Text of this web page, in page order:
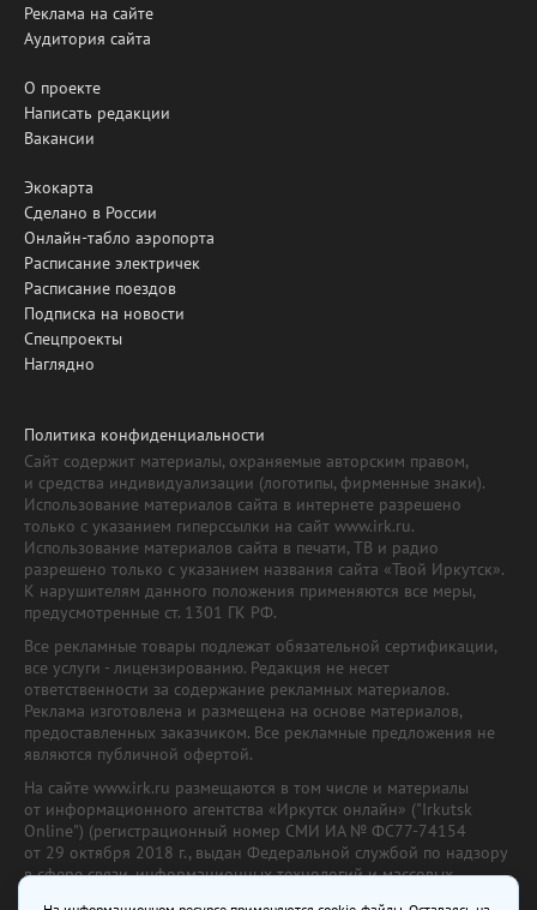
Реклама на сайте
Аудитория сайта
О проекте
Написать редакции
Вакансии
Экокарта
Сделано в России
Онлайн-табло аэропорта
Расписание электричек
Расписание поездов
Подписка на новости
Спецпроекты
Наглядно
Политика конфиденциальности
Сайт содержит материалы, охраняемые авторским правом,
и средства индивидуализации (логотипы, фирменные знаки).
Использование материалов сайта в интернете разрешено
только с указанием гиперссылки на сайт www.irk.ru.
Использование материалов сайта в печати, ТВ и радио
разрешено только с указанием названия сайта «Твой Иркутск».
К нарушителям данного положения применяются все меры,
предусмотренные ст. 1301 ГК РФ.
Все рекламные товары подлежат обязательной сертификации,
все услуги - лицензированию. Редакция не несет
ответственности за содержание рекламных материалов.
Реклама изготовлена и размещена на основе материалов,
предоставленных заказчиком. Все рекламные предложения не
являются публичной офертой.
На сайте www.irk.ru размещаются в том числе и материалы
от информационного агентства «Иркутск онлайн» ("Irkutsk
Online") (регистрационный номер СМИ ИА № ФС77-74154
от 29 октября 2018 г., выдан Федеральной службой по надзору
в сфере связи, информационных технологий и массовых